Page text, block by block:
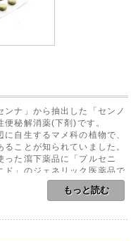
ナ」から抽出した「センノ
秘解消薬(下剤)です。
に自生するマメ科の植物で、
ことが知られていました。
った瀉下薬品に「プルセニ
ド」のジェネリック医薬品で
果が期待でき、しかも薬価が
られますが、もう一つ重要
れ、臨床データや副作用等の
もっと読む